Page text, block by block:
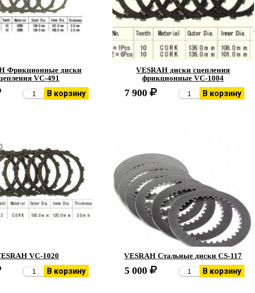
Фрикционные диски
VC-491
В корзину
VESRAH диски сцепления
фрикционные VC-1004
7 900 В корзину
VC-1020
В корзину
VESRAH Стальные диски CS-117
5 000 В корзину